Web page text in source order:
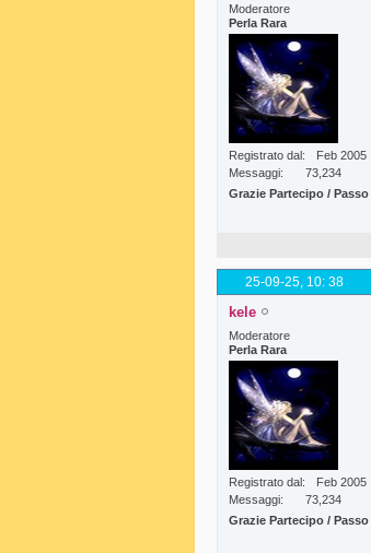
Moderatore
Perla Rara
Registrato dal
Feb 2005
Messaggi
73,234
Grazie Partecipo / Passo
25-09-25, 10: 38
kele
Moderatore
Perla Rara
Registrato dal
Feb 2005
Messaggi
73,234
Grazie Partecipo / Passo